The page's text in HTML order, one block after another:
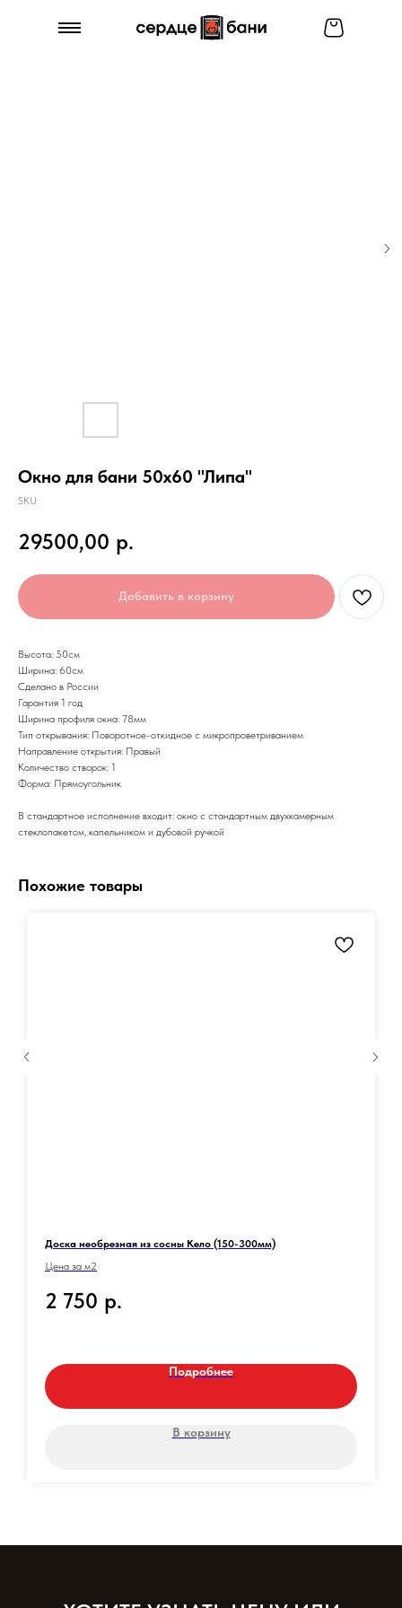
Окно для бани 50х60 "Липа"
SKU:
29500,00 р.
Добавить в корзину
Высота: 50см
Ширина: 60см
Сделано в России
Гарантия 1 год
Ширина профиля окна: 78мм
Тип открывания: Поворотное-откидное с микропроветриванием
Направление открытия: Правый
Количество створок: 1
Форма: Прямоугольник
В стандартное исполнение входит: окно с стандартным двухкамерным
стеклопакетом, капельником и дубовой ручкой
Похожие товары
Доска необрезная из сосны Кело (150-300мм)
Цена за м2
2 750 р.
Подробнее
В корзину